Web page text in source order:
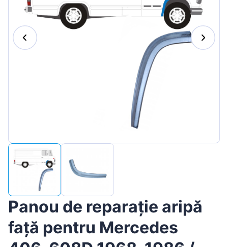
Lietuvių
Português
Slovenian
Latvian
Slovenčina
Panou de reparație aripă
față pentru Mercedes